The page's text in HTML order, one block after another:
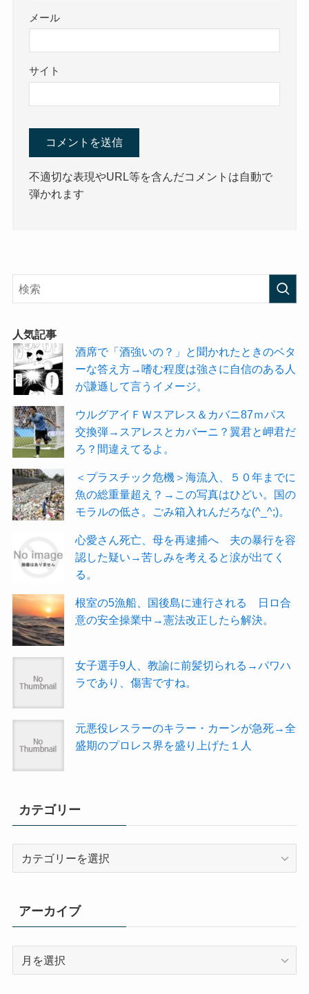
メール
サイト
不適切な表現やURL等を含んだコメントは自動で
弾かれます
人気記事
酒席で「酒強いの？」と聞かれたときのベタ
ーな答え方→嗜む程度は強さに自信のある人
が謙遜して言うイメージ。
ウルグアイＦＷスアレス＆カバニ87ｍパス
交換弾→スアレスとカバーニ？翼君と岬君だ
ろ？間違えてるよ。
＜プラスチック危機＞海流入、５０年までに
魚の総重量超え？→この写真はひどい。国の
モラルの低さ。ごみ箱入れんだろな(^_^;)。
心愛さん死亡、母を再逮捕へ 夫の暴行を容
認した疑い→苦しみを考えると涙が出てく
る。
根室の5漁船、国後島に連行される 日ロ合
意の安全操業中→憲法改正したら解決。
女子選手9人、教諭に前髪切られる→パワハ
ラであり、傷害ですね。
元悪役レスラーのキラー・カーンが急死→全
盛期のプロレス界を盛り上げた１人
カテゴリー
ー
アーカイブ